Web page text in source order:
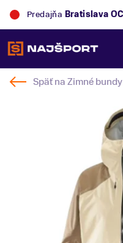
Predajňa Bratislava
Späť naZimné bundy